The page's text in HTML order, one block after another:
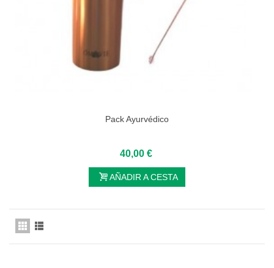
Pack Ayurvédico
40,00 €
AÑADIR A CESTA